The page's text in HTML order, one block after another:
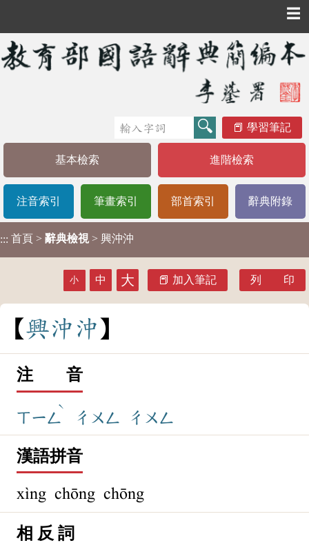
☰
學習筆記
基本檢索 進階檢索
注音索引 筆畫索引 部首索引 辭典附錄
::: 首頁 > 辭典檢視 > 興沖沖
小 中 大 加入筆記 列 印
興沖 沖
注 音
ㄒㄧㄥ
ˋ
ㄔㄨㄥ ㄔㄨㄥ
漢語拼音
xìng chōng chōng
相 反 詞